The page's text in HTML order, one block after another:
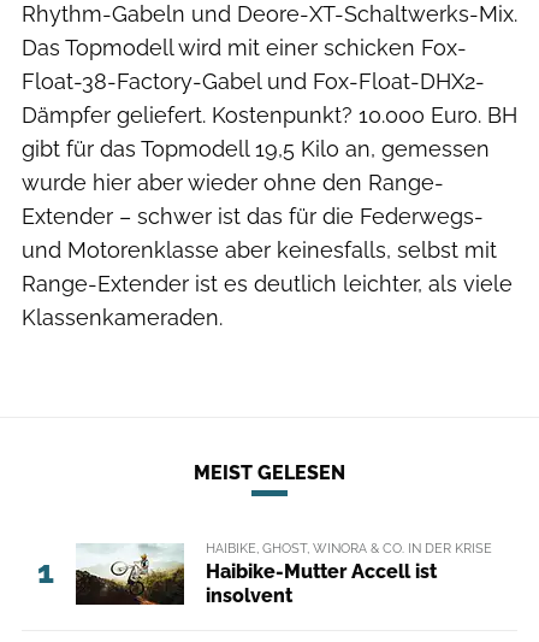
Rhythm-Gabeln und Deore-XT-Schaltwerks-Mix.
Das Topmodell wird mit einer schicken Fox-
Float-38-Factory-Gabel und Fox-Float-DHX2-
Dämpfer geliefert. Kostenpunkt? 10.000 Euro. BH
gibt für das Topmodell 19,5 Kilo an, gemessen
wurde hier aber wieder ohne den Range-
Extender – schwer ist das für die Federwegs-
und Motorenklasse aber keinesfalls, selbst mit
Range-Extender ist es deutlich leichter, als viele
Klassenkameraden.
MEIST GELESEN
1
HAIBIKE, GHOST, WINORA & CO. IN DER KRISE
Haibike-Mutter Accell ist
insolvent